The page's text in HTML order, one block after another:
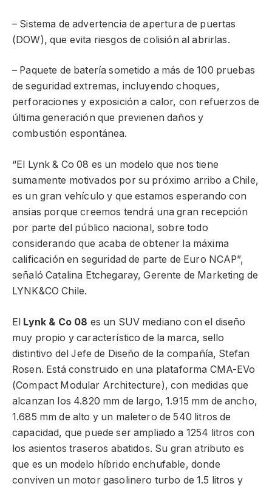
– Sistema de advertencia de apertura de puertas
(DOW), que evita riesgos de colisión al abrirlas.
– Paquete de batería sometido a más de 100 pruebas
de seguridad extremas, incluyendo choques,
perforaciones y exposición a calor, con refuerzos de
última generación que previenen daños y
combustión espontánea.
“El Lynk & Co 08 es un modelo que nos tiene
sumamente motivados por su próximo arribo a Chile,
es un gran vehículo y que estamos esperando con
ansias porque creemos tendrá una gran recepción
por parte del público nacional, sobre todo
considerando que acaba de obtener la máxima
calificación en seguridad de parte de Euro NCAP”,
señaló Catalina Etchegaray, Gerente de Marketing de
LYNK&CO Chile.
El Lynk & Co 08 es un SUV mediano con el diseño
muy propio y característico de la marca, sello
distintivo del Jefe de Diseño de la compañía, Stefan
Rosen. Está construido en una plataforma CMA-EVo
(Compact Modular Architecture), con medidas que
alcanzan los 4.820 mm de largo, 1.915 mm de ancho,
1.685 mm de alto y un maletero de 540 litros de
capacidad, que puede ser ampliado a 1254 litros con
los asientos traseros abatidos. Su gran atributo es
que es un modelo híbrido enchufable, donde
conviven un motor gasolinero turbo de 1.5 litros y